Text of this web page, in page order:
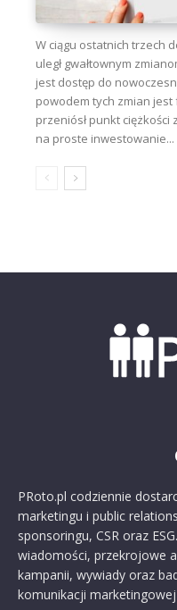
W ciągu ostatnich trzech
uległ gwałtownym
jest dostęp do
powodem tych zmian
przeniósł punkt
na proste inwestowanie...
PRoto.pl codziennie
marketingu i public
sponsoringu, CSR oraz
wiadomości, przekrojowe
kampanii, wywiady oraz
komunikacji